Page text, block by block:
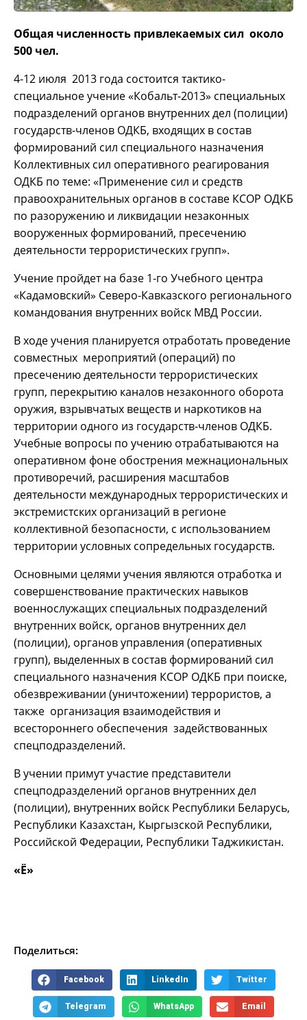
Общая численность привлекаемых сил около
500 чел.
4-12 июля 2013 года состоится тактико-
специальное учение «Кобальт-2013» специальных
подразделений органов внутренних дел (полиции)
государств-членов ОДКБ, входящих в состав
формирований сил специального назначения
Коллективных сил оперативного реагирования
ОДКБ по теме: «Применение сил и средств
правоохранительных органов в составе КСОР ОДКБ
по разоружению и ликвидации незаконных
вооруженных формирований, пресечению
деятельности террористических групп».
Учение пройдет на базе 1-го Учебного центра
«Кадамовский» Северо-Кавказского регионального
командования внутренних войск МВД России.
В ходе учения планируется отработать проведение
совместных мероприятий (операций) по
пресечению деятельности террористических
групп, перекрытию каналов незаконного оборота
оружия, взрывчатых веществ и наркотиков на
территории одного из государств-членов ОДКБ.
Учебные вопросы по учению отрабатываются на
оперативном фоне обострения межнациональных
противоречий, расширения масштабов
деятельности международных террористических и
экстремистских организаций в регионе
коллективной безопасности, с использованием
территории условных сопредельных государств.
Основными целями учения являются отработка и
совершенствование практических навыков
военнослужащих специальных подразделений
внутренних войск, органов внутренних дел
(полиции), органов управления (оперативных
групп), выделенных в состав формирований сил
специального назначения КСОР ОДКБ при поиске,
обезвреживании (уничтожении) террористов, а
также организация взаимодействия и
всестороннего обеспечения задействованных
спецподразделений.
В учении примут участие представители
спецподразделений органов внутренних дел
(полиции), внутренних войск Республики Беларусь,
Республики Казахстан, Кыргызской Республики,
Российской Федерации, Республики Таджикистан.
«Ё»
Поделиться:
Facebook LinkedIn Twitter
Telegram WhatsApp Email